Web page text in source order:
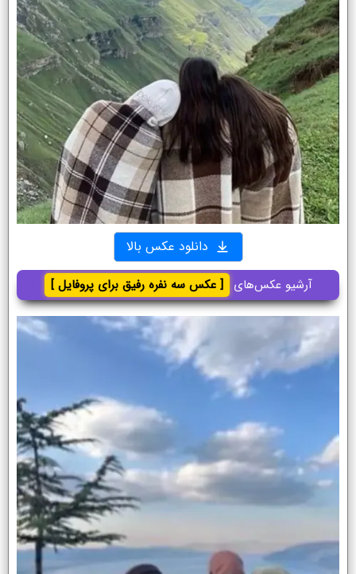
دانلود عکس بالا
آرشیو عکس‌های [ عکس سه نفره رفیق برای پروفایل ]